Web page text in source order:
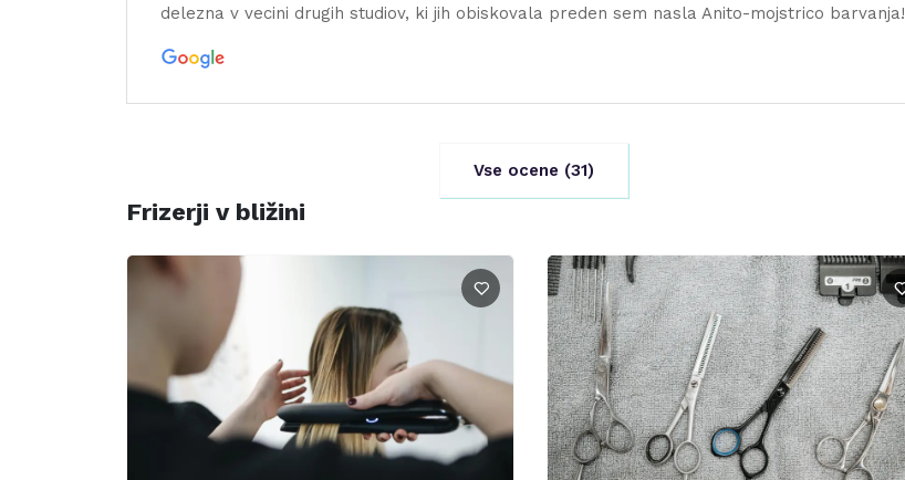
delezna v vecini drugih studiov, ki jih obiskovala preden sem nasla Anito-mojstrico barvanja!
Vse ocene (31)
Frizerji v bližini